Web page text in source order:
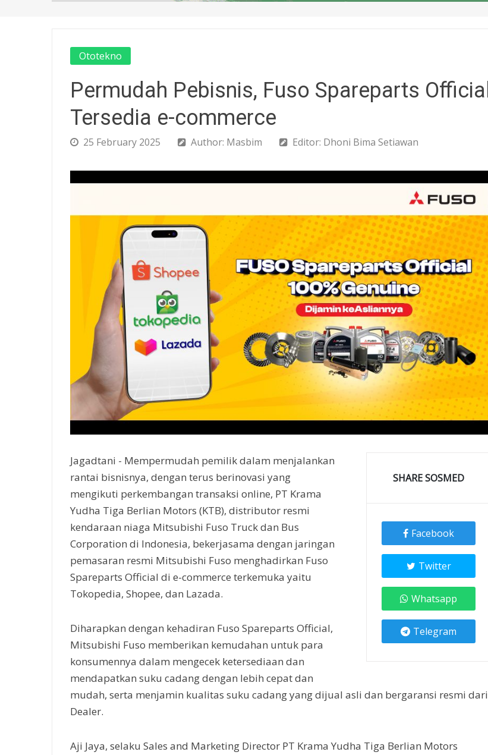
Ototekno
Permudah Pebisnis, Fuso Spareparts Official
Tersedia e-commerce
25 February 2025 Author: Masbim Editor: Dhoni Bima Setiawan
SHARE SOSMED
Facebook
Twitter
Whatsapp
Telegram
Jagadtani - Mempermudah pemilik dalam menjalankan
rantai bisnisnya, dengan terus berinovasi yang
mengikuti perkembangan transaksi online, PT Krama
Yudha Tiga Berlian Motors (KTB), distributor resmi
kendaraan niaga Mitsubishi Fuso Truck dan Bus
Corporation di Indonesia, bekerjasama dengan jaringan
pemasaran resmi Mitsubishi Fuso menghadirkan Fuso
Spareparts Official di e-commerce terkemuka yaitu
Tokopedia, Shopee, dan Lazada.
Diharapkan dengan kehadiran Fuso Spareparts Official,
Mitsubishi Fuso memberikan kemudahan untuk para
konsumennya dalam mengecek ketersediaan dan
mendapatkan suku cadang dengan lebih cepat dan
mudah, serta menjamin kualitas suku cadang yang dijual asli dan bergaransi resmi dari
Dealer.
Aji Jaya, selaku Sales and Marketing Director PT Krama Yudha Tiga Berlian Motors